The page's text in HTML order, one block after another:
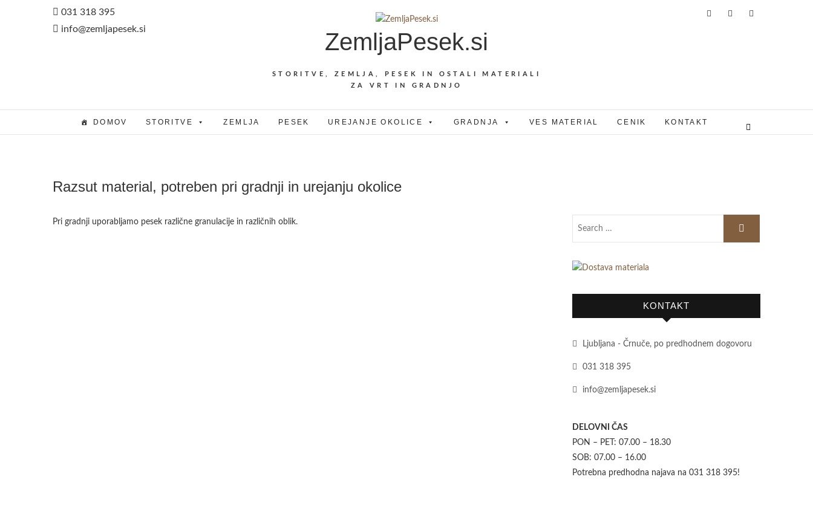
031 318 395
info@zemljapesek.si
ZemljaPesek.si
STORITVE, ZEMLJA, PESEK IN OSTALI MATERIALI
ZA VRT IN GRADNJO
DOMOV STORITVE ZEMLJA PESEK UREJANJE OKOLICE GRADNJA VES MATERIAL CENIK KONTAKT
Razsut material, potreben pri gradnji in urejanju okolice
Pri gradnji uporabljamo pesek različne granulacije in različnih oblik.
KONTAKT
Ljubljana - Črnuče, po predhodnem dogovoru
031 318 395
info@zemljapesek.si
DELOVNI ČAS
PON – PET: 07.00 – 18.30
SOB: 07.00 – 16.00
Potrebna predhodna najava na 031 318 395!